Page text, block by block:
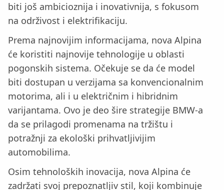
biti još ambicioznija i inovativnija, s fokusom
na održivost i elektrifikaciju.
Prema najnovijim informacijama, nova Alpina
će koristiti najnovije tehnologije u oblasti
pogonskih sistema. Očekuje se da će model
biti dostupan u verzijama sa konvencionalnim
motorima, ali i u električnim i hibridnim
varijantama. Ovo je deo šire strategije BMW-a
da se prilagodi promenama na tržištu i
potražnji za ekološki prihvatljivijim
automobilima.
Osim tehnoloških inovacija, nova Alpina će
zadržati svoj prepoznatljiv stil, koji kombinuje